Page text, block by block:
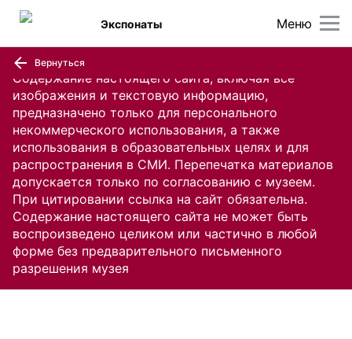
Содержание настоящего сайта, включая все
изображения и текстовую информацию,
предназначено только для персонального
некоммерческого использования, а также
использования в образовательных целях и для
распространения в СМИ. Перепечатка материалов
допускается только по согласованию с музеем.
При цитировании ссылка на сайт обязательна.
Содержание настоящего сайта не может быть
воспроизведено целиком или частично в любой
форме без предварительного письменного
разрешения музея
Меню
Экспонаты
Вернуться